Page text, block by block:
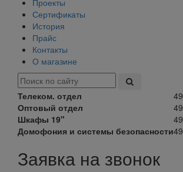
Проекты
Сертификаты
История
Прайс
Контакты
О магазине
Телеком. отдел
Оптовый отдел
Шкафы 19"
Домофония и системы безопасности
Заявка на звонок